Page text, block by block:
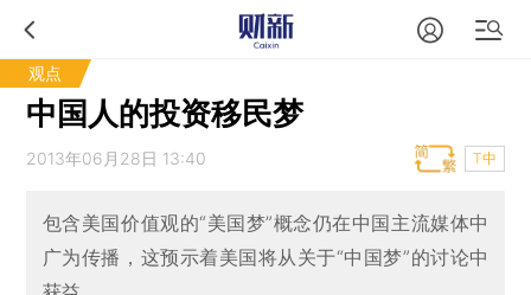
观点
中国人的投资移民梦
2013年06月28日 13:40 T中
包含美国价值观的“美国梦”概念仍在中国主流媒体中
广为传播，这预示着美国将从关于“中国梦”的讨论中